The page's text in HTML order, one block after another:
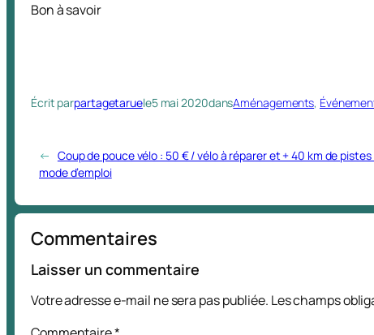
Bon à savoir
Écrit parpartagetaruele5 mai 2020dansAménagements,
← Coup de pouce vélo : 50 € / vélo à réparer et + 40 km de
mode d’emploi
Commentaires
Laisser un commentaire
Votre adresse e-mail ne sera pas publiée. Les champs